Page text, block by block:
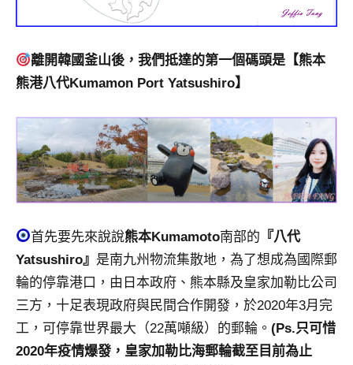
局
作
對
象。
★
離開韓國釜山後，我們抵達的第一個碼頭是【熊本
熊港八代Kumamon Port Yatsushiro】
首先要先來說說熊本Kumamoto南部的 『八代
Yatsushiro』 是南九州物流集散地，為了想成為國際郵
輪的停靠港口，由日本政府、熊本縣及皇家加勒比公司
三方，十足表現政府與民間合作開發，於2020年3月完
工，可停靠世界最大（22萬噸級）的郵輪。 (Ps.只可惜
2020年疫情爆發，皇家加勒比海郵輪截至目前為止